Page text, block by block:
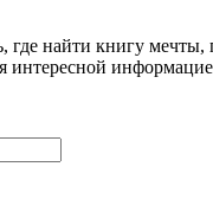
где найти книгу мечты,
интересной